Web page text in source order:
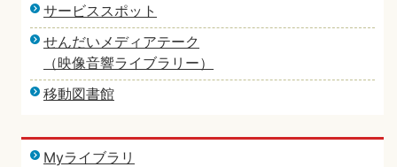
サービススポット
せんだいメディアテーク
（映像音響ライブラリー）
移動図書館
Myライブラリ